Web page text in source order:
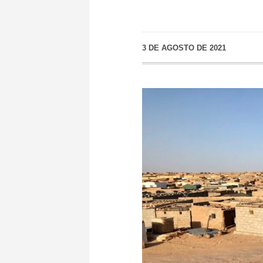
3 DE AGOSTO DE 2021